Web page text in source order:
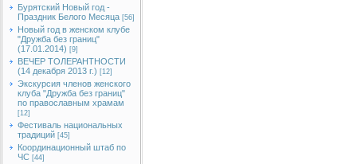
Бурятский Новый год -
Праздник Белого Месяца [56]
Новый год в женском клубе
"Дружба без границ"
(17.01.2014) [9]
ВЕЧЕР ТОЛЕРАНТНОСТИ
(14 декабря 2013 г.) [12]
Экскурсия членов женского
клуба "Дружба без границ"
по православным храмам
[12]
Фестиваль национальных
традиций [45]
Координационный штаб по
ЧС [44]